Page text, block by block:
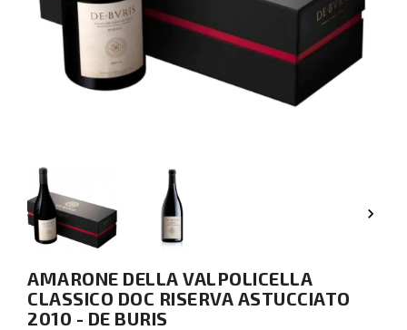
 
AMARONE DELLA VALPOLICELLA
CLASSICO DOC RISERVA ASTUCCIATO
2010 - DE BURIS